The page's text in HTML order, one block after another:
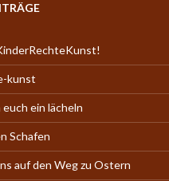
kunst
ein lächeln
Schafen
auf den Weg zu Ostern